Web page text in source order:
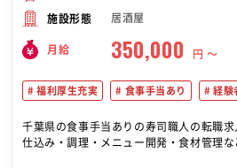
施設形態 居酒屋
月給 350,000 円 〜
福利厚生充実 食事手当あり 経験
千葉県の食事手当ありの寿司職人の転職求人おす
仕込み・調理・メニュー開発・食材管理